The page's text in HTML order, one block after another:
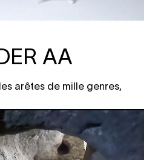
AA
arêtes de mille genres,